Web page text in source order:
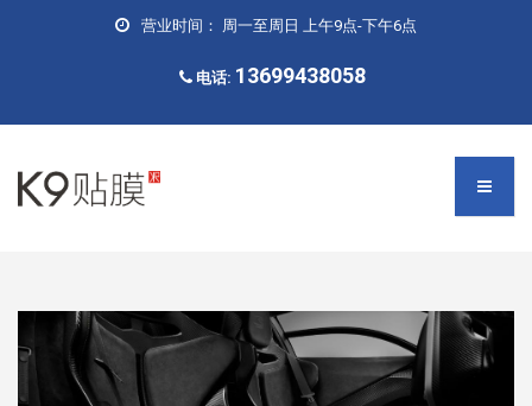
营业时间： 周一至周日 上午9点-下午6点
电话: 13699438058